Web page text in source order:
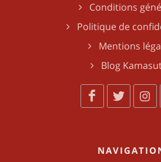
Conditions
Politique de
Mentions
Blog